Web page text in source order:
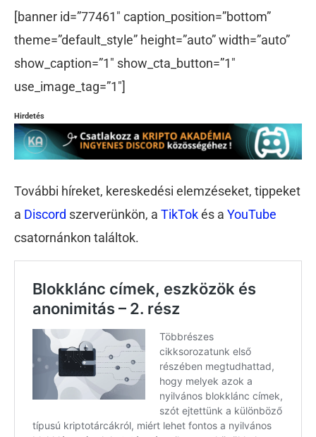
[banner id=”77461″ caption_position=”bottom”
theme=”default_style” height=”auto” width=”auto”
show_caption=”1″ show_cta_button=”1″
use_image_tag=”1″]
Hirdetés
További híreket, kereskedési elemzéseket, tippeket
a Discord szerverünkön, a TikTokés a YouTube
csatornánkon találtok.